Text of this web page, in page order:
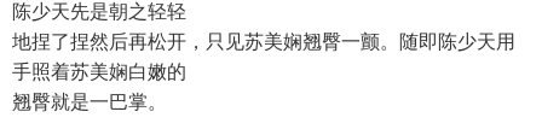
陈少天先是朝之轻轻
地捏了捏然后再松开，只见苏美娴翘臀一颤。随即陈少天用
手照着苏美娴白嫩的
翘臀就是一巴掌。